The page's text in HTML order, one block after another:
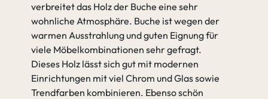
verbreitet das Holz der Buche eine sehr
wohnliche Atmosphäre. Buche ist wegen der
warmen Ausstrahlung und guten Eignung für
viele Möbelkombinationen sehr gefragt.
Dieses Holz lässt sich gut mit modernen
Einrichtungen mit viel Chrom und Glas sowie
Trendfarben kombinieren. Ebenso schön